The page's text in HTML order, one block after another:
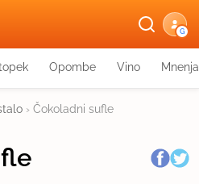
G
Opombe Vino Mnenja
› Čokoladni sufle